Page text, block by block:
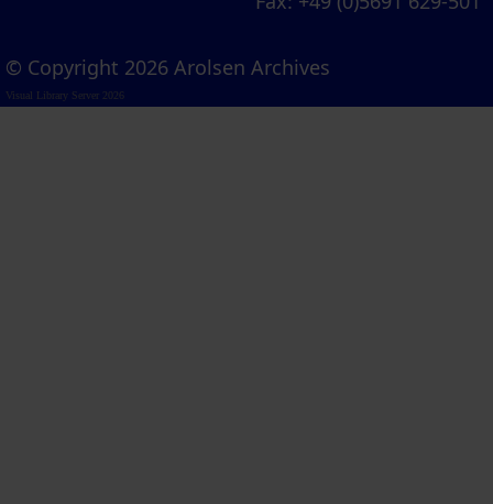
© Copyright 2026 Arolsen Archives
Visual Library Server 2026